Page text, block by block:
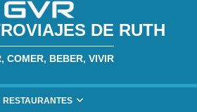
DE RUTH
COMER, BEBER, VIVIR
RESTAURANTES